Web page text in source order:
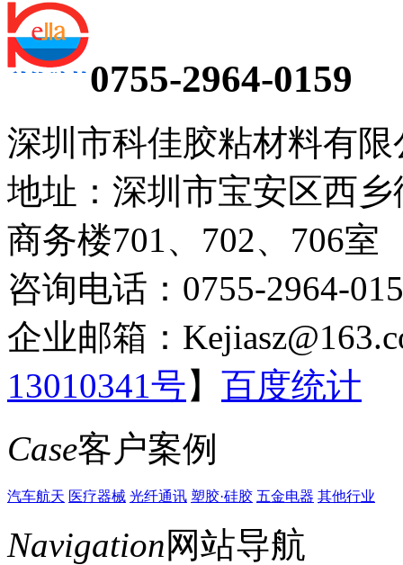
0755-2964-0159
深圳市科佳胶粘材料有限
地址：深圳市宝安区西
商务楼701、702、706室
咨询电话：0755-2964-
企业邮箱：
13010341号】 百度统计
Case客户案例
汽车航天 医疗器械 光纤通讯 塑胶·硅胶 五金电器 其他行业
Navigation网站导航